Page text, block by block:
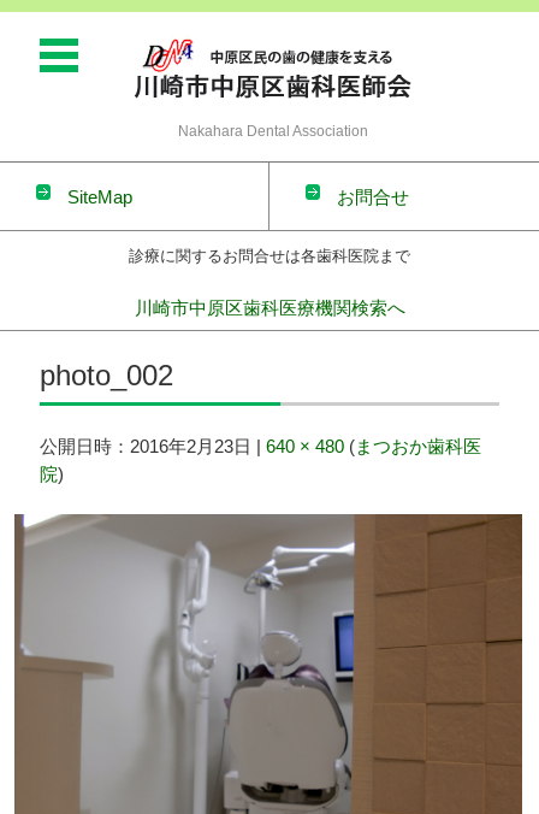
Nakahara Dental Association
SiteMap お問合せ
診療に関するお問合せは各歯科医院まで
川崎市中原区歯科医療機関検索へ
コンテンツに移動
photo_002
公開日時： 2016年2月23日 |640 × 480 (まつおか歯科医
院)